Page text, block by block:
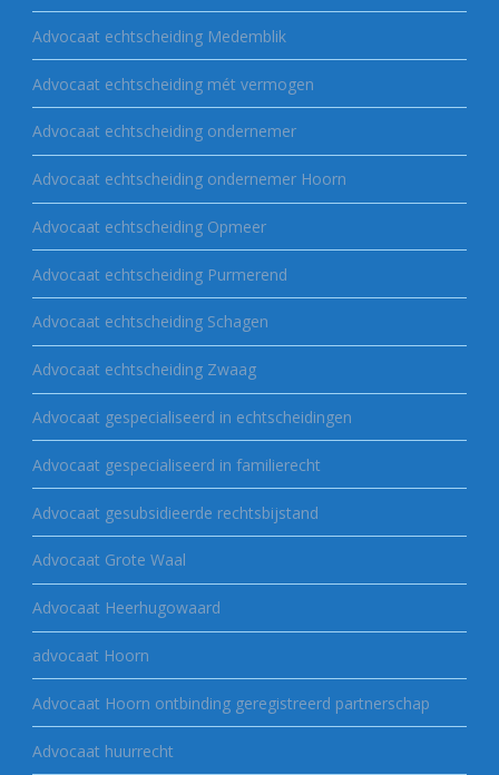
Advocaat echtscheiding Medemblik
Advocaat echtscheiding mét vermogen
Advocaat echtscheiding ondernemer
Advocaat echtscheiding ondernemer Hoorn
Advocaat echtscheiding Opmeer
Advocaat echtscheiding Purmerend
Advocaat echtscheiding Schagen
Advocaat echtscheiding Zwaag
Advocaat gespecialiseerd in echtscheidingen
Advocaat gespecialiseerd in familierecht
Advocaat gesubsidieerde rechtsbijstand
Advocaat Grote Waal
Advocaat Heerhugowaard
advocaat Hoorn
Advocaat Hoorn ontbinding geregistreerd partnerschap
Advocaat huurrecht